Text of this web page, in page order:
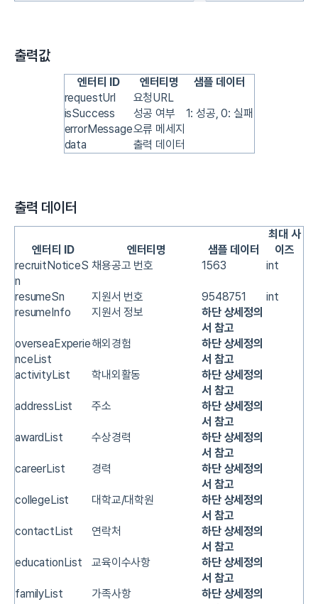
출력값
엔터티 ID 엔터티명
샘플 데이터
requestUrl
요청URL
isSuccess
성공 여부
1: 성공, 0: 실패
errorMessage오류 메세지
data
출력 데이터
출력 데이터
엔터티 ID 엔터티명 샘플 데이터
최대 사
이즈
recruitNoticeS
n
채용공고 번호 1563 int
resumeSn 지원서 번호 9548751
int
resumeInfo
지원서 정보
하단 상세정의
서 참고
overseaExperie
nceList
해외경험
하단 상세정의
서 참고
activityList
학내외활동
하단 상세정의
서 참고
addressList
주소
하단 상세정의
서 참고
awardList
수상경력
하단 상세정의
서 참고
careerList
경력
하단 상세정의
서 참고
collegeList
대학교/대학원
하단 상세정의
서 참고
contactList
연락처
하단 상세정의
서 참고
educationList
교육이수사항
하단 상세정의
서 참고
familyList
가족사항
하단 상세정의